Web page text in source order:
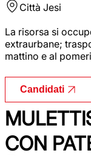
Città Jesi
La risorsa si
extraurbane;
mattino e al
Candidati
CON